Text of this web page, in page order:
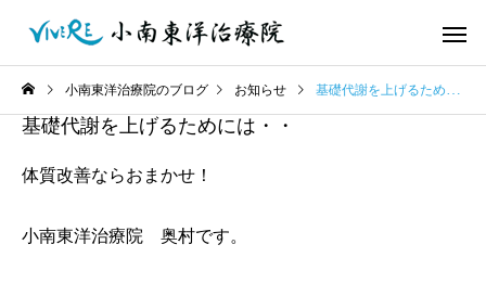
小南東洋治療院のブログ お知らせ 基礎代謝を上げるためには・・
基礎代謝を上げるためには・・
体質改善ならおまかせ！
小南東洋治療院 奥村です。